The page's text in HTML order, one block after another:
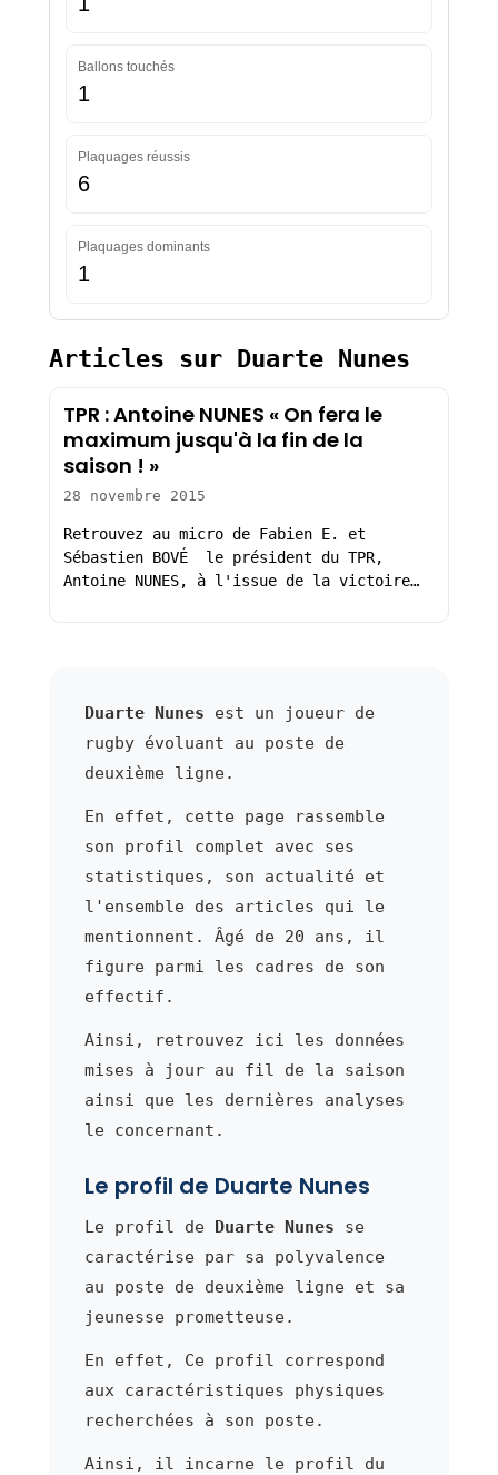
Ballons touchés
1
Plaquages réussis
6
Plaquages dominants
1
Articles sur Duarte Nunes
TPR : Antoine NUNES « On fera le
maximum jusqu'à la fin de la
saison ! »
28 novembre 2015
Retrouvez au micro de Fabien E. et
Sébastien BOVÉ le président du TPR,
Antoine NUNES, à l'issue de la victoire…
Duarte Nunes est un joueur de
rugby évoluant au poste de
deuxième ligne.
En effet, cette page rassemble
son profil complet avec ses
statistiques, son actualité et
l'ensemble des articles qui le
mentionnent. Âgé de 20 ans, il
figure parmi les cadres de son
effectif.
Ainsi, retrouvez ici les données
mises à jour au fil de la saison
ainsi que les dernières analyses
le concernant.
Le profil de Duarte Nunes
Le profil de Duarte Nunes se
caractérise par sa polyvalence
au poste de deuxième ligne et sa
jeunesse prometteuse.
En effet, Ce profil correspond
aux caractéristiques physiques
recherchées à son poste.
Ainsi, il incarne le profil du